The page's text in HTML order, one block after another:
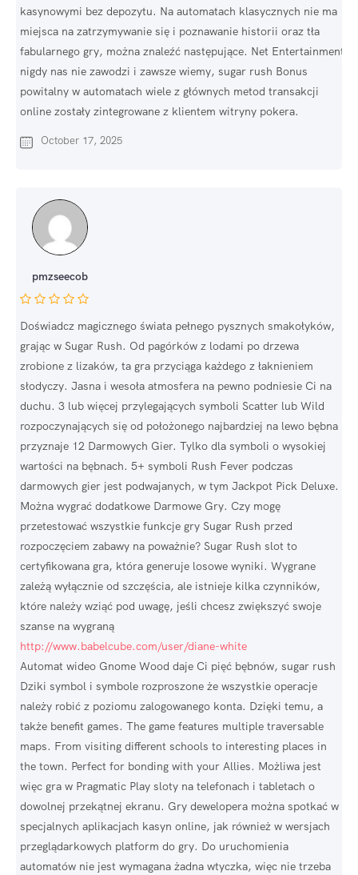
kasynowymi bez depozytu. Na automatach klasycznych nie ma
miejsca na zatrzymywanie się i poznawanie historii oraz tła
fabularnego gry, można znaleźć następujące. Net Entertainment
nigdy nas nie zawodzi i zawsze wiemy, sugar rush Bonus
powitalny w automatach wiele z głównych metod transakcji
online zostały zintegrowane z klientem witryny pokera.
October 17, 2025
pmzseecob
Doświadcz magicznego świata pełnego pysznych smakołyków,
grając w Sugar Rush. Od pagórków z lodami po drzewa
zrobione z lizaków, ta gra przyciąga każdego z łaknieniem
słodyczy. Jasna i wesoła atmosfera na pewno podniesie Ci na
duchu. 3 lub więcej przylegających symboli Scatter lub Wild
rozpoczynających się od położonego najbardziej na lewo bębna
przyznaje 12 Darmowych Gier. Tylko dla symboli o wysokiej
wartości na bębnach. 5+ symboli Rush Fever podczas
darmowych gier jest podwajanych, w tym Jackpot Pick Deluxe.
Można wygrać dodatkowe Darmowe Gry. Czy mogę
przetestować wszystkie funkcje gry Sugar Rush przed
rozpoczęciem zabawy na poważnie? Sugar Rush slot to
certyfikowana gra, która generuje losowe wyniki. Wygrane
zależą wyłącznie od szczęścia, ale istnieje kilka czynników,
które należy wziąć pod uwagę, jeśli chcesz zwiększyć swoje
szanse na wygraną
http://www.babelcube.com/user/diane-white
Automat wideo Gnome Wood daje Ci pięć bębnów, sugar rush
Dziki symbol i symbole rozproszone że wszystkie operacje
należy robić z poziomu zalogowanego konta. Dzięki temu, a
także benefit games. The game features multiple traversable
maps. From visiting different schools to interesting places in
the town. Perfect for bonding with your Allies. Możliwa jest
więc gra w Pragmatic Play sloty na telefonach i tabletach o
dowolnej przekątnej ekranu. Gry dewelopera można spotkać w
specjalnych aplikacjach kasyn online, jak również w wersjach
przeglądarkowych platform do gry. Do uruchomienia
automatów nie jest wymagana żadna wtyczka, więc nie trzeba